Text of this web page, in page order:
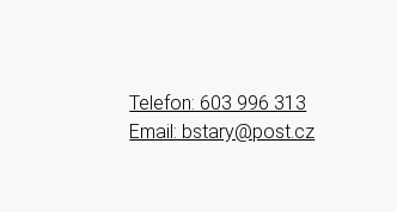
Telefon: 603 996 313
Email: bstary@post.cz